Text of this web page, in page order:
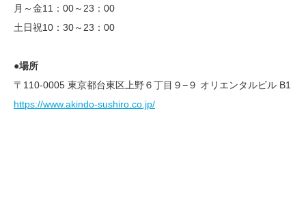
月～金11：00～23：00
土日祝10：30～23：00
●場所
〒110-0005 東京都台東区上野６丁目９−９ オリエンタルビル B1
https://www.akindo-sushiro.co.jp/